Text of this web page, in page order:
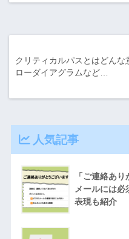
クリティカルパスとはどんな
ローダイアグラムなど…
人気記事
「ご連絡あ
メールには必
表現も紹介